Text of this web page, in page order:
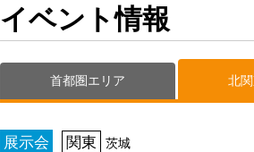
イベント情報
首都圏エリア 北
展示会 関東 茨城